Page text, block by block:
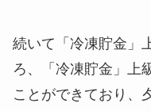
続いて「冷凍貯金」
ろ、「冷凍貯金」上
ことができており、